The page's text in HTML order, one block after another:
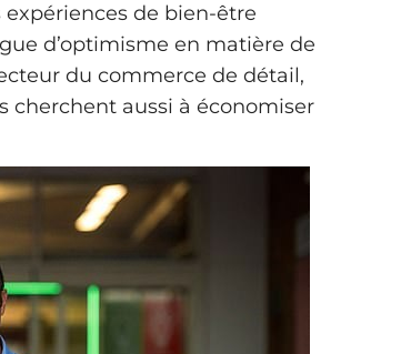
de bien‑être
d’optimisme en matière de
du commerce de détail,
cherchent aussi à économiser